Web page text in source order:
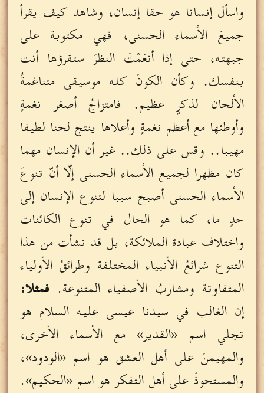
واسأل إنسانا هو حقا إنسان، وشاهد كيف يقرأ
جميعَ الأسماء الحسنى، فهي مكتوبة على
جبهته، حتى إذا أنعَمْتَ النظرَ ستقرؤها أنت
بنفسك. وكأن الكونَ كله موسيقى متناغمةُ
الألحان لذكرٍ عظيم. فامتزاجُ أصغر نغمةٍ
وأوطئها مع أعظم نغمةٍ وأعلاها ينتج لحنا لطيفا
مهيبا.. وقس على ذلك.. غير أن الإنسان مهما
كان مظهرا لجميع الأسماء الحسنى إلّا أنّ تنوعَ
الأسماء الحسنى أصبح سببا لتنوع الإنسان إلى
حدٍ ما، كما هو الحال في تنوع الكائنات
واختلاف عبادة الملائكة، بل قد نشأت من هذا
التنوع شرائعُ الأنبياء المختلفة وطرائقُ الأولياء
المتفاوتة ومشاربُ الأصفياء المتنوعة. فمثلا:
إن الغالب في سيدنا عيسى عليه السلام هو
تجلي اسم «القدير» مع الأسماء الأخرى،
والمهيمنَ على أهل العشق هو اسم «الودود»،
والمستحوذَ على أهل التفكر هو اسم «الحكيم».